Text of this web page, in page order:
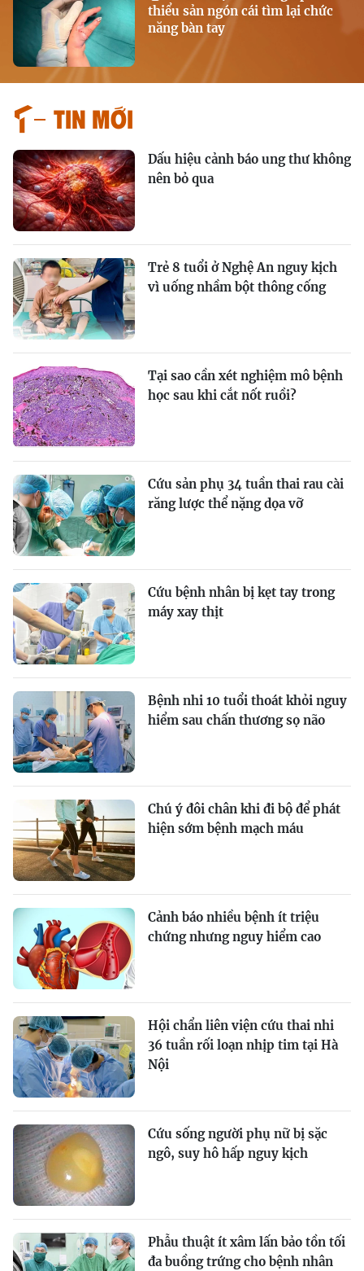
thiểu sản ngón cái tìm lại chức
năng bàn tay
Tin mới
Dấu hiệu cảnh báo ung thư không
nên bỏ qua
Trẻ 8 tuổi ở Nghệ An nguy kịch
vì uống nhầm bột thông cống
Tại sao cần xét nghiệm mô bệnh
học sau khi cắt nốt ruồi?
Cứu sản phụ 34 tuần thai rau cài
răng lược thể nặng dọa vỡ
Cứu bệnh nhân bị kẹt tay trong
máy xay thịt
Bệnh nhi 10 tuổi thoát khỏi nguy
hiểm sau chấn thương sọ não
Chú ý đôi chân khi đi bộ để phát
hiện sớm bệnh mạch máu
Cảnh báo nhiều bệnh ít triệu
chứng nhưng nguy hiểm cao
Hội chẩn liên viện cứu thai nhi
36 tuần rối loạn nhịp tim tại Hà
Nội
Cứu sống người phụ nữ bị sặc
ngô, suy hô hấp nguy kịch
Phẫu thuật ít xâm lấn bảo tồn tối
đa buồng trứng cho bệnh nhân